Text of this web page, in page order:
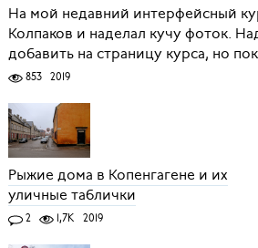
На мой недавний интерфейсный
Колпаков и наделал кучу фоток.
добавить на страницу курса, но
853 2019
Рыжие дома в Копенгагене и их
уличные таблички
2 1,7K 2019